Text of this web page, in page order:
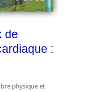
de
:
physique et